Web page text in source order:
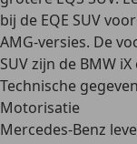
bij de EQE SUV
AMG-versies. De
SUV zijn de BMW
Technische
Motorisatie
Mercedes-Benz